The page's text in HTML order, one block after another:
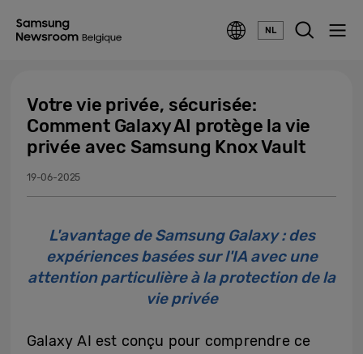
NL
Votre vie privée, sécurisée:
Comment Galaxy AI protège la vie
privée avec Samsung Knox Vault
19-06-2025
L'avantage de Samsung Galaxy : des
expériences basées sur l'IA avec une
attention particulière à la protection de la
vie privée
Galaxy AI est conçu pour comprendre ce